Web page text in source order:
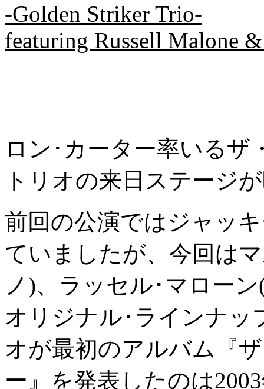
-Golden Striker Trio-
featuring Russell Malone
ロン･カーター率いるザ
トリオの来日ステージ
前回の公演ではジャッ
ていましたが、今回は
ノ)、ラッセル･マロー
オリジナル･ラインナッ
オが最初のアルバム『
ー』を発表したのは